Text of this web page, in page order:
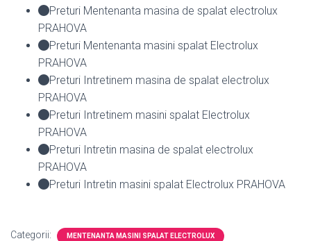
Preturi Mentenanta masina de spalat electrolux
PRAHOVA
Preturi Mentenanta masini spalat Electrolux
PRAHOVA
Preturi Intretinem masina de spalat electrolux
PRAHOVA
Preturi Intretinem masini spalat Electrolux
PRAHOVA
Preturi Intretin masina de spalat electrolux
PRAHOVA
Preturi Intretin masini spalat Electrolux PRAHOVA
Categorii: MENTENANTA MASINI SPALAT ELECTROLUX